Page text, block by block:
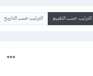
الترتيب حسب التقييم الترتيب حسب التاريخ